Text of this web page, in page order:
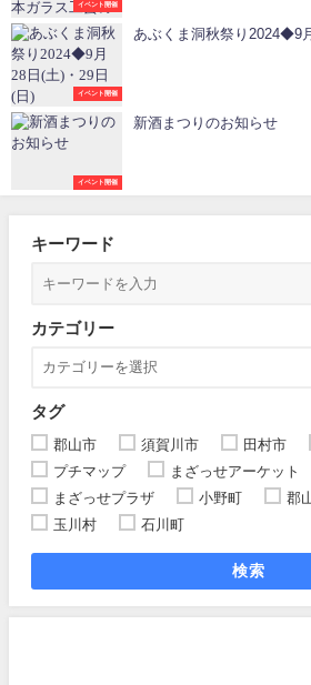
イベント開催
イベント開催
あぶくま洞秋祭り2024◆9
イベント開催
新酒まつりのお知らせ
キーワード
カテゴリー
タグ
郡山市 須賀川市 田村市
プチマップ
まざっせアーケット
まざっせプラザ
小野町
郡
玉川村
石川町
検索